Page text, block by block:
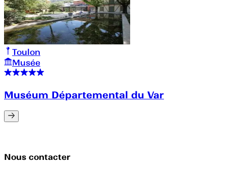
Toulon
Musée
Muséum Départemental du Var
Nous contacter